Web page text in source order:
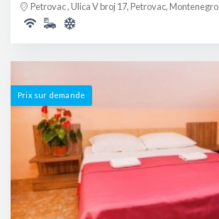
Petrovac , Ulica V broj 17, Petrovac, Montenegro
Prix ​​sur demande